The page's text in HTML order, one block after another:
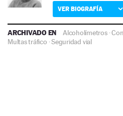
VER BIOGRAFÍA
ARCHIVADO EN Alcoholímetros·
Multas tráfico ·Seguridad vial